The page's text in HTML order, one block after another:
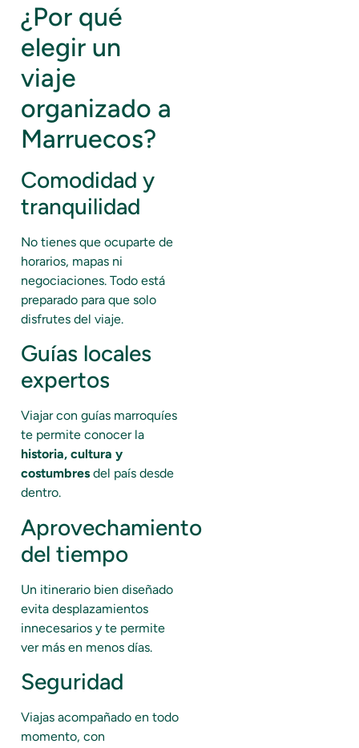
¿Por qué
elegir un
viaje
organizado a
Marruecos?
Comodidad y
tranquilidad
No tienes que ocuparte de
horarios, mapas ni
negociaciones. Todo está
preparado para que solo
disfrutes del viaje.
Guías locales
expertos
Viajar con guías marroquíes
te permite conocer la
historia, cultura y
costumbres del país desde
dentro.
Aprovechamiento
del tiempo
Un itinerario bien diseñado
evita desplazamientos
innecesarios y te permite
ver más en menos días.
Seguridad
Viajas acompañado en todo
momento, con